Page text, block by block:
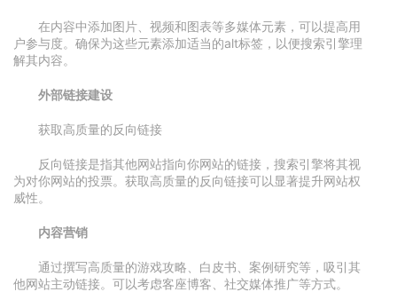
在内容中添加图片、视频和图表等多媒体元素，可以提高用
户参与度。确保为这些元素添加适当的alt标签，以便搜索引擎理
解其内容。
外部链接建设
获取高质量的反向链接
反向链接是指其他网站指向你网站的链接，搜索引擎将其视
为对你网站的投票。获取高质量的反向链接可以显著提升网站权
威性。
内容营销
通过撰写高质量的游戏攻略、白皮书、案例研究等，吸引其
他网站主动链接。可以考虑客座博客、社交媒体推广等方式。